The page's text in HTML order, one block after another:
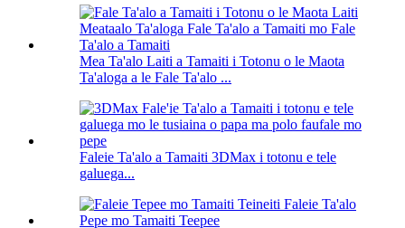
Mea Ta'alo Laiti a Tamaiti i Totonu o le Maota
Ta'aloga a le Fale Ta'alo ...
Faleie Ta'alo a Tamaiti 3DMax i totonu e tele
galuega...